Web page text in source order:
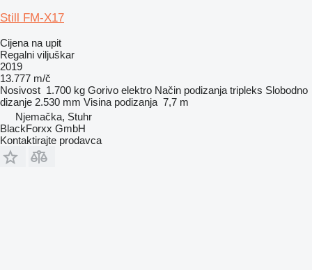
Still FM-X17
Cijena na upit
Regalni viljuškar
2019
13.777 m/č
Nosivost 1.700 kg Gorivo elektro Način podizanja tripleks Slobodno
dizanje 2.530 mm Visina podizanja 7,7 m
Njemačka, Stuhr
BlackForxx GmbH
Kontaktirajte prodavca